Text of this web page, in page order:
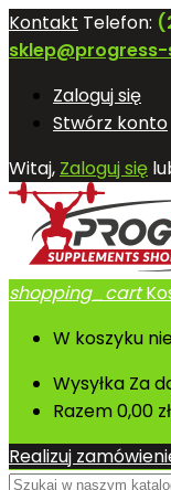
Kontakt Telefon:
Zaloguj się
Stwórz konto
Witaj, Zaloguj się
shopping_cart
W koszyku
Wysyłka Za
Razem0,00 zł
Realizuj